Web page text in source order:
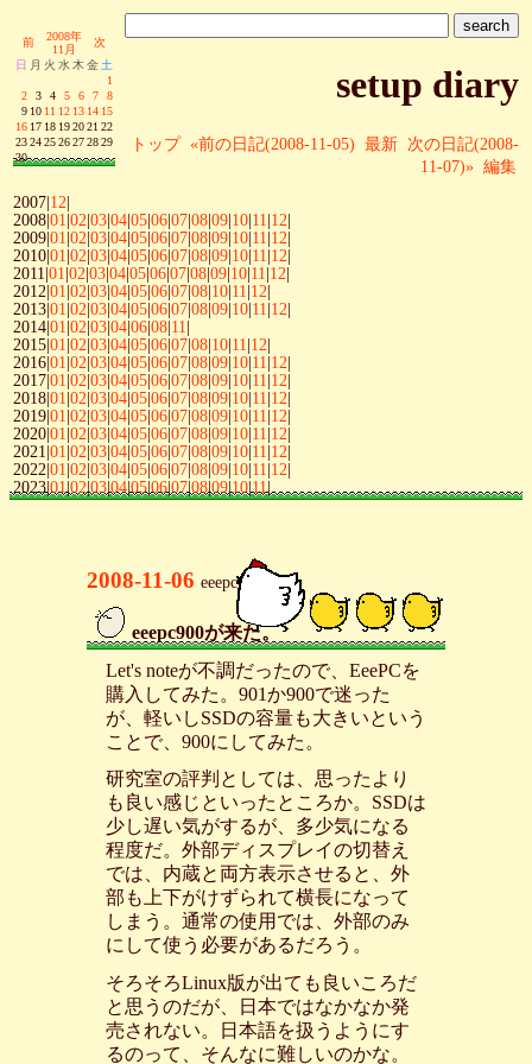
前
2008年
11月
次
日 月 火 水 木 金 土
1
2
3 4 5 6 7
8
9 10 11 12 13 14 15
16 17 18 192021 22
23242526272829
30
setup diary
トップ «前の日記(2008-11-05) 最新 次の日記(2008-
11-07)» 編集
2007|12|
2008|01|02|03|04|05|06|07|08|09|10|11|12|
2009|01|02|03|04|05|06|07|08|09|10|11|12|
2010|01|02|03|04|05|06|07|08|09|10|11|12|
2011|01|02|03|04|05|06|07|08|09|10|11|12|
2012|01|02|03|04|05|06|07|08|10|11|12|
2013|01|02|03|04|05|06|07|08|09|10|11|12|
2014|01|02|03|04|06|08|11|
2015|01|02|03|04|05|06|07|08|10|11|12|
2016|01|02|03|04|05|06|07|08|09|10|11|12|
2017|01|02|03|04|05|06|07|08|09|10|11|12|
2018|01|02|03|04|05|06|07|08|09|10|11|12|
2019|01|02|03|04|05|06|07|08|09|10|11|12|
2020|01|02|03|04|05|06|07|08|09|10|11|12|
2021|01|02|03|04|05|06|07|08|09|10|11|12|
2022|01|02|03|04|05|06|07|08|09|10|11|12|
2023|01|02|03|04|05|06|07|08|09|10|11|
2008-11-06 eeepc
eeepc900が来た。
Let's noteが不調だったので、EeePCを
購入してみた。901か900で迷った
が、軽いしSSDの容量も大きいという
ことで、900にしてみた。
研究室の評判としては、思ったより
も良い感じといったところか。SSDは
少し遅い気がするが、多少気になる
程度だ。外部ディスプレイの切替え
では、内蔵と両方表示させると、外
部も上下がけずられて横長になって
しまう。通常の使用では、外部のみ
にして使う必要があるだろう。
そろそろLinux版が出ても良いころだ
と思うのだが、日本ではなかなか発
売されない。日本語を扱うようにす
るのって、そんなに難しいのかな。